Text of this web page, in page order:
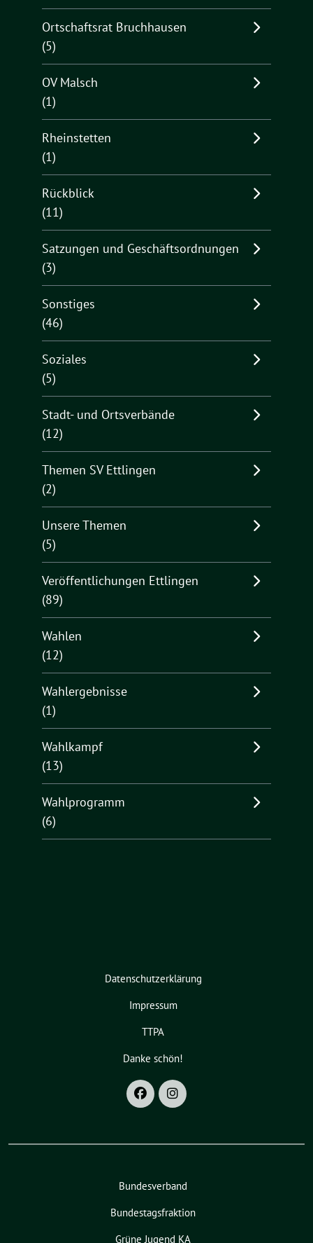
Ortschaftsrat Bruchhausen
(5)
OV Malsch
(1)
Rheinstetten
(1)
Rückblick
(11)
Satzungen und Geschäftsordnungen
(3)
Sonstiges
(46)
Soziales
(5)
Stadt- und Ortsverbände
(12)
Themen SV Ettlingen
(2)
Unsere Themen
(5)
Veröffentlichungen Ettlingen
(89)
Wahlen
(12)
Wahlergebnisse
(1)
Wahlkampf
(13)
Wahlprogramm
(6)
Datenschutzerklärung
Impressum
TTPA
Danke schön!
Bundesverband
Bundestagsfraktion
Grüne Jugend KA